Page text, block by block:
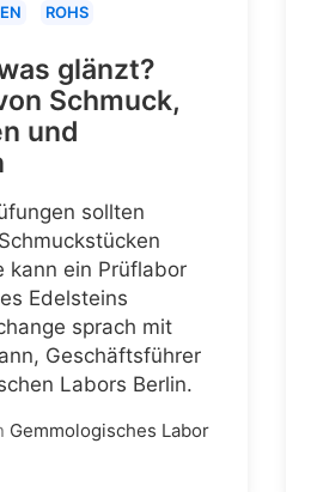
ROHS
glänzt?
Schmuck,
und
sollten
kann ein Prüflabor
Edelsteins
sprach mit
Geschäftsführer
Labors Berlin.
Gemmologisches Labor